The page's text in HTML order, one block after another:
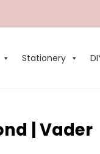
Stationery
| Vader